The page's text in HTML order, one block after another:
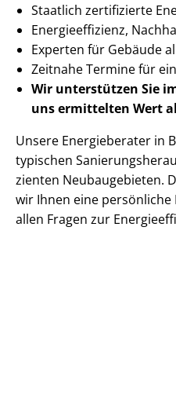
Staatlich zertifizierte
En­er­gie­ef­fi­zi­enz,
Experten für Gebäude
Zeitnahe Termine für
Wir unterstützen Sie
uns ermittelten Wert
Unsere Energieberater in
typischen
zi­en­ten Neubaugebieten.
wir Ihnen eine persönliche
allen Fragen zur